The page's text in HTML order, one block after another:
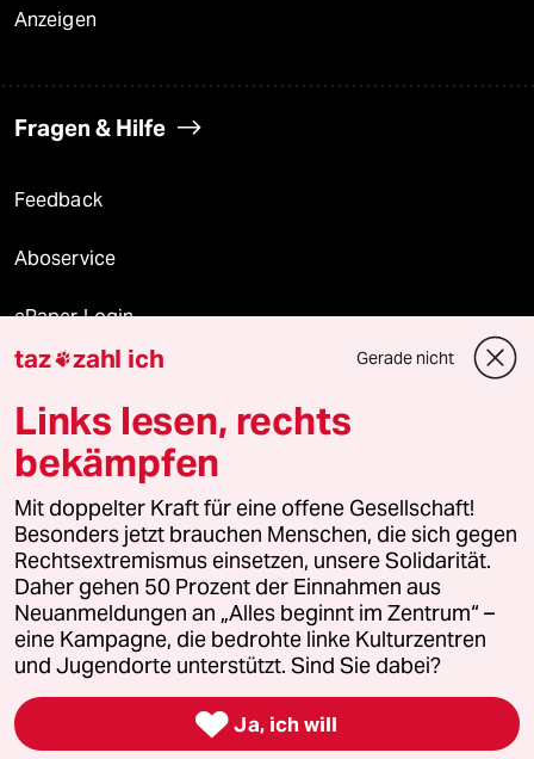
Anzeigen
Fragen & Hilfe
Feedback
Aboservice
ePaper Login
Downloads für Abonnierende
© 2026 taz Verlags und Vertriebs GmbH
Alle Rechte vorbehalten. Bei rechtlichen Fragen oder für Genehmigungen
wenden Sie sich bitte an
lizenzen@taz.de
Feedback Redaktionsstatut Kommune-Richtlinien
Leitlinie Informant Datenschutz Impressum AGB
Seitenwende Einwilligungen widerrufen (Ads)
taz zahl ich Gerade nicht
Links lesen, rechts
bekämpfen
Mit doppelter Kraft für eine offene Gesellschaft!
Besonders jetzt brauchen Menschen, die sich gegen
Rechtsextremismus einsetzen, unsere Solidarität.
Daher gehen 50 Prozent der Einnahmen aus
Neuanmeldungen an „Alles beginnt im Zentrum“ –
eine Kampagne, die bedrohte linke Kulturzentren
und Jugendorte unterstützt. Sind Sie dabei?
 Ja, ich will